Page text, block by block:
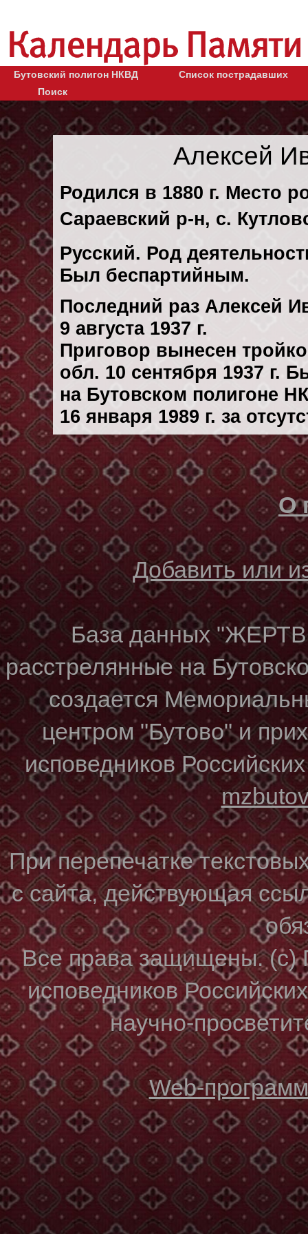
Бутовский полигон НКВД
Список пострадавших
Поиск
Алексей
Родился в 1880 г. Место
Сараевский р-н, с.
Русский. Род
Был беспартийным.
Последний раз Алексей
9 августа 1937 г.
Приговор вынесен
обл. 10 сентября 1937 г.
на Бутовском полигоне
16 января 1989 г. за
О
Добавить или
База данных
расстрелянные на
создается
центром "Бутово" и
исповедников
При перепечатке
с сайта, действующая
Все права защищены. (с)
исповедников
научно-
Web-